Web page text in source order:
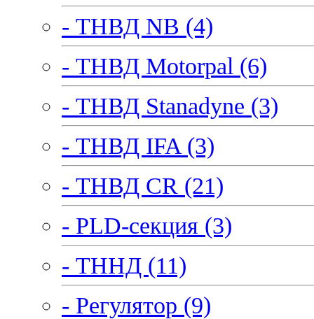
- ТНВД NB (4)
- ТНВД Motorpal (6)
- ТНВД Stanadyne (3)
- ТНВД IFA (3)
- ТНВД CR (21)
- PLD-секция (3)
- ТННД (11)
- Регулятор (9)